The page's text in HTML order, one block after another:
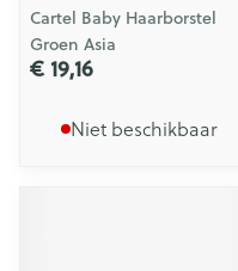
Cartel Baby Haarborstel
Groen Asia
€ 19,16
Niet beschikbaar